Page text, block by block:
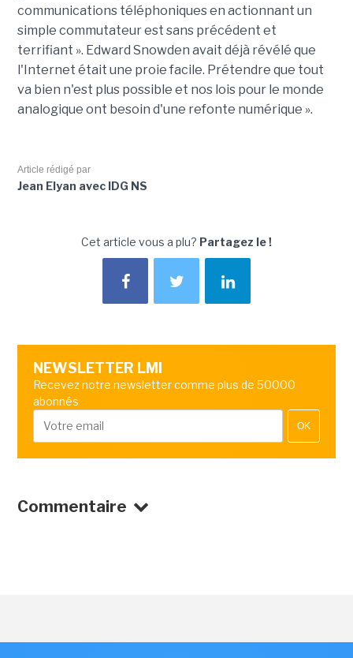
communications téléphoniques en actionnant un
simple commutateur est sans précédent et
terrifiant ». Edward Snowden avait déjà révélé que
l'Internet était une proie facile. Prétendre que tout
va bien n'est plus possible et nos lois pour le monde
analogique ont besoin d'une refonte numérique ».
Article rédigé par
Jean Elyan avec IDG NS
Cet article vous a plu? Partagez le !
NEWSLETTER LMI
Recevez notre newsletter comme plus de 50000
abonnés
OK
Commentaire